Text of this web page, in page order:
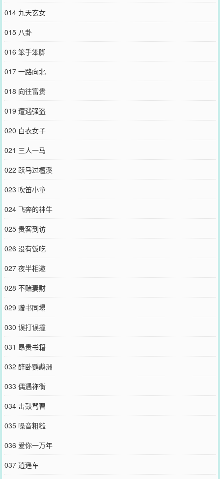
014 九天玄女
015 八卦
016 笨手笨脚
017 一路向北
018 向往富贵
019 遭遇强盗
020 白衣女子
021 三人一马
022 跃马过檀溪
023 吹笛小童
024 飞奔的神牛
025 贵客到访
026 没有饭吃
027 夜半相邀
028 不赌妻财
029 赠书同塌
030 误打误撞
031 昂贵书籍
032 醉卧鹦鹉洲
033 偶遇祢衡
034 击鼓骂曹
035 嗓音粗糙
036 爱你一万年
037 逍遥车